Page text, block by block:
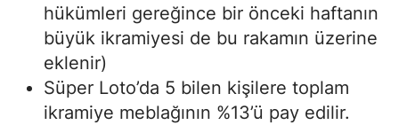
hükümleri gereğince bir önceki haftanın
büyük ikramiyesi de bu rakamın üzerine
eklenir)
Süper Loto’da 5 bilen kişilere toplam
ikramiye meblağının %13’ü pay edilir.